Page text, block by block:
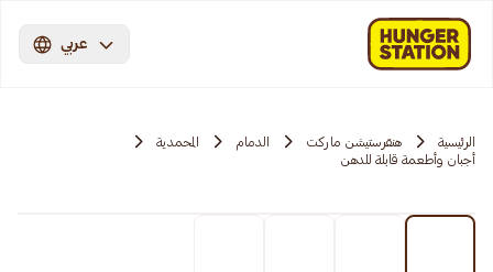
عربي
الرئيسية هنقرستيشن ماركت الدمام
المحمدية
أجبان وأطعمة قابلة للدهن